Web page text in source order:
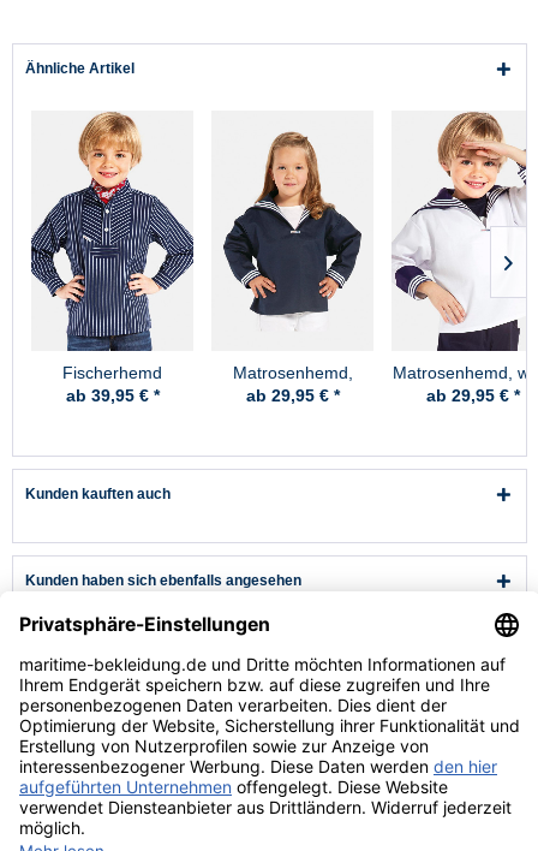
Ähnliche Artikel
Fischerhemd
Original breit
ab 39,95 € *
Matrosenhemd,
marine - Kinder
ab 29,95 € *
Matrosenhemd,
- Kinder
ab 29,95 € *
Kunden kauften auch
Kunden haben sich ebenfalls angesehen
Kundenservice
Hilfe & Infos
Rechtliches